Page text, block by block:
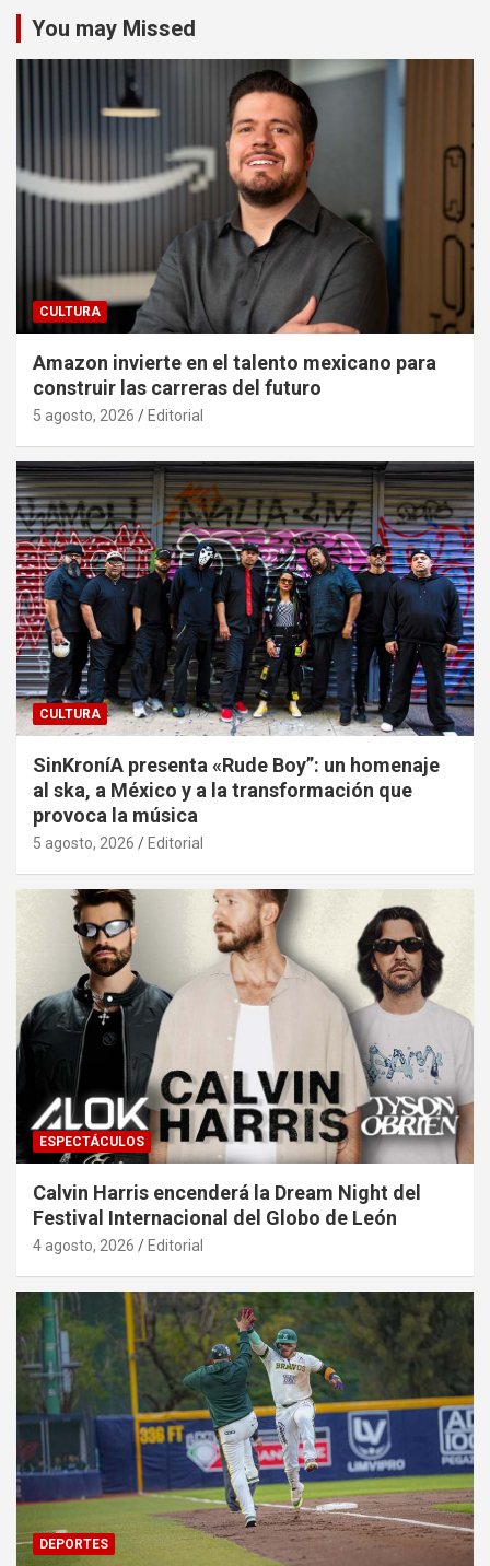
You may Missed
CULTURA
Amazon invierte en el talento mexicano para
construir las carreras del futuro
5 agosto, 2026 Editorial
CULTURA
SinKroníA presenta «Rude Boy”: un homenaje
al ska, a México y a la transformación que
provoca la música
5 agosto, 2026 Editorial
ESPECTÁCULOS
Calvin Harris encenderá la Dream Night del
Festival Internacional del Globo de León
4 agosto, 2026 Editorial
DEPORTES